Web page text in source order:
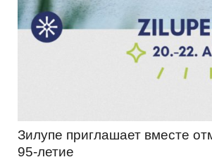
Зилупе приглашает вместе
95-летие